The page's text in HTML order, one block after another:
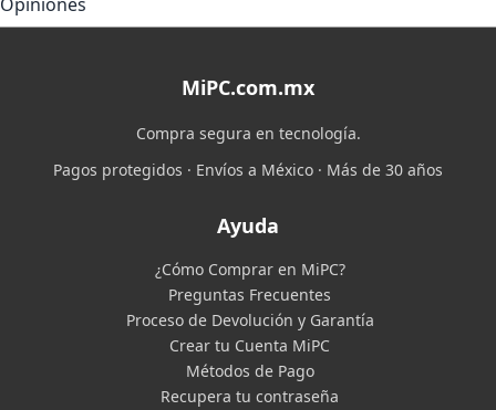
MiPC.com.mx
Compra segura en tecnología.
Pagos protegidos · Envíos a México · Más de 30 años
Ayuda
¿Cómo Comprar en MiPC?
Preguntas Frecuentes
Proceso de Devolución y Garantía
Crear tu Cuenta MiPC
Métodos de Pago
Recupera tu contraseña